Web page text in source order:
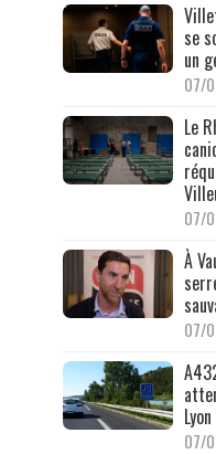
se
un
07/
Le
07/
À
07/
07/